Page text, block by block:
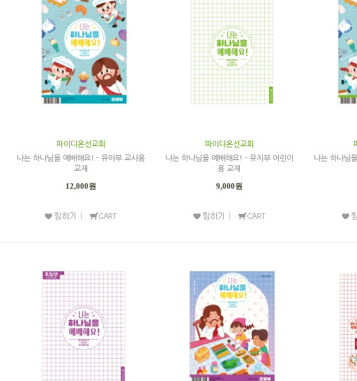
파이디온선교회
나는 하나님을 예배해요! - 유아부 교사용
교재
12,000원
파이디온선교회
나는 하나님을 예배해요! - 유치부 어린이
용 교재
9,000원
나는 하나님